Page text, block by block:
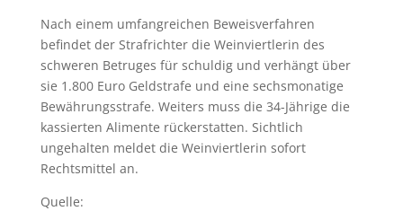
Nach einem umfangreichen Beweisverfahren
befindet der Strafrichter die Weinviertlerin des
schweren Betruges für schuldig und verhängt über
sie 1.800 Euro Geldstrafe und eine sechsmonatige
Bewährungsstrafe. Weiters muss die 34-Jährige die
kassierten Alimente rückerstatten. Sichtlich
ungehalten meldet die Weinviertlerin sofort
Rechtsmittel an.
Quelle: